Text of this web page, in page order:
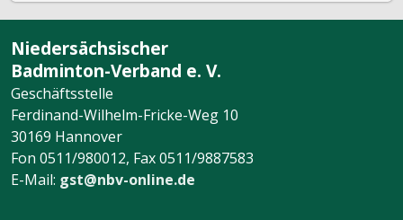
Niedersächsischer
Badminton-Verband e. V.
Geschäftsstelle
Ferdinand-Wilhelm-Fricke-Weg 10
30169 Hannover
Fon 0511/980012, Fax 0511/9887583
E-Mail: gst@nbv-online.de